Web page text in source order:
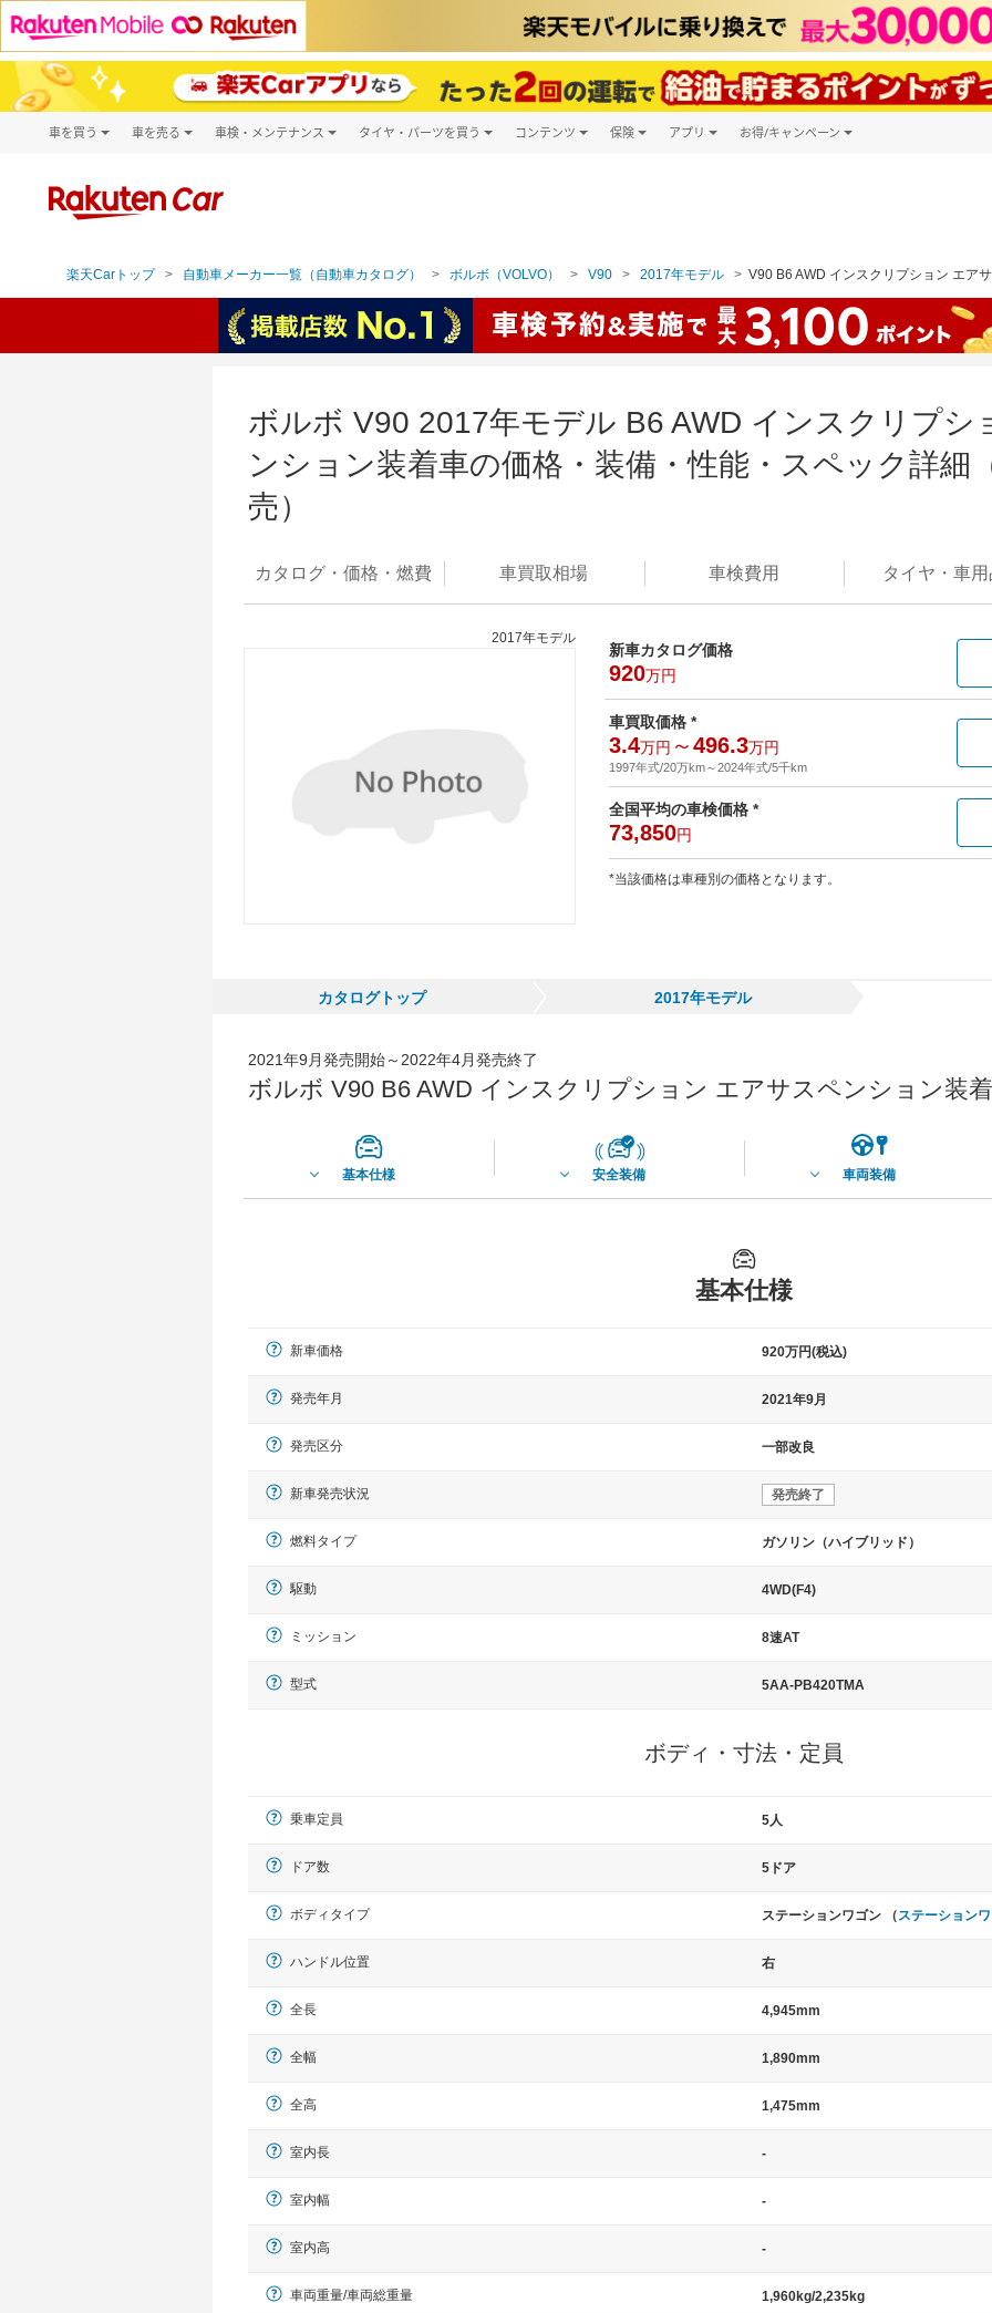
車を買う
新車
車を売る 車検・メンテナンス タイヤ・パーツを買う コンテンツ 保険 アプリ お得/キャンペーン
楽天Carトップ 自動車メーカー一覧（自動車カタログ） ボルボ（VOLVO） V90 2017年モデル V90 B6 AWD インスクリプション エア
ボルボ V90 2017年モデル B6 AWD インスクリプシ
ンション装着車の価格・装備・性能・スペック詳細
売）
カタログ・価格・燃費 車買取相場 車検費用 タイヤ・ 車用
2017年モデル
新車カタログ価格
920万円
車買取価格 *
3.4万円 ～496.3万円
1997年式/20万km～2024年式/5千km
全国平均の車検価格 *
73,850円
*当該価格は車種別の価格となります。
カタログトップ 2017年モデル
2021年9月発売開始～2022年4月発売終了
ボルボ V90 B6 AWD インスクリプション エアサスペンション装
基本仕様 安全装備 車両装備
基本仕様
新車価格 920万円(税込)
発売年月 2021年9月
発売区分 一部改良
新車発売状況 発売終了
燃料タイプ ガソリン（ハイブリッド）
駆動 4WD(F4)
ミッション 8速AT
型式 5AA-PB420TMA
ボディ・寸法・定員
乗車定員 5人
ドア数 5ドア
ボディタイプ ステーションワゴン （ ステーション
ハンドル位置 右
全長 4,945mm
全幅 1,890mm
全高 1,475mm
室内長 -
室内幅 -
室内高 -
車両重量/車両総重量 1,960kg/2,235kg